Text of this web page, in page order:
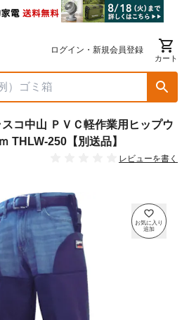
ログイン・新規会員登録
カート
コ中山 ＰＶＣ軽作業用ヒップウ
THLW-250【別送品】
レビューを書く